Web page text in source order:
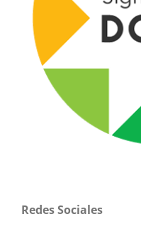
Redes Sociales